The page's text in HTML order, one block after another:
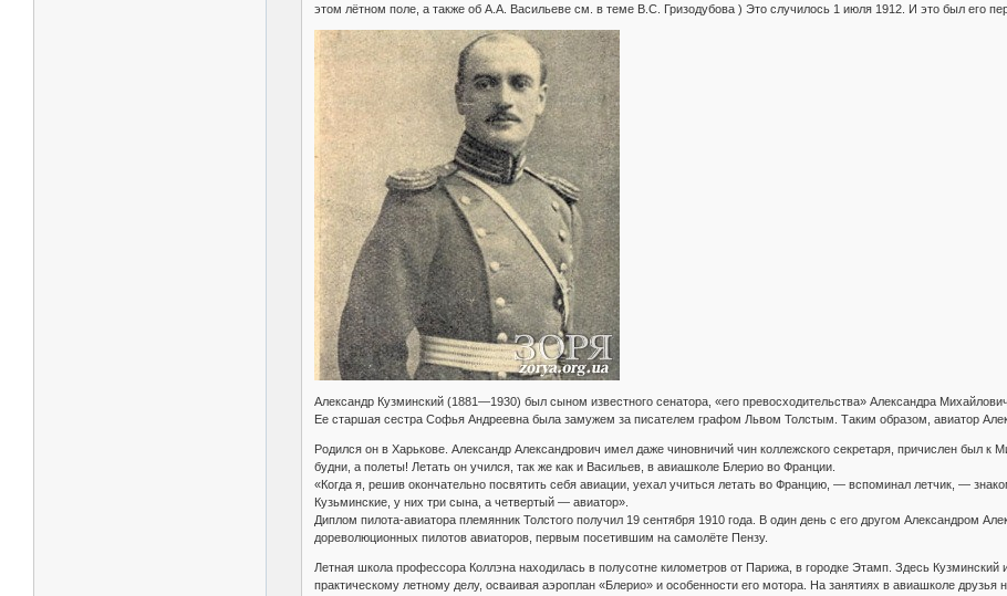
этом лётном поле, а также об А.А. Васильеве см. в теме В.С. Гризодубова ) Это случилось 1 июля 1912. И это был его
Александр Кузминский (1881—1930) был сыном известного сенатора, «его превосходительства» Александра
Ее старшая сестра Софья Андреевна была замужем за писателем графом Львом Толстым. Таким образом, авиатор
Родился он в Харькове. Александр Александрович имел даже чиновничий чин коллежского секретаря, причислен был
будни, а полеты! Летать он учился, так же как и Васильев, в авиашколе Блерио во Франции.
«Когда я, решив окончательно посвятить себя авиации, уехал учиться летать во Францию, — вспоминал летчик, —
Кузьминские, у них три сына, а четвертый — авиатор».
Диплом пилота-авиатора племянник Толстого получил 19 сентября 1910 года. В один день с его другом Александром
дореволюционных пилотов авиаторов, первым посетившим на самолёте Пензу.
Летная школа профессора Коллэна находилась в полусотне километров от Парижа, в городке Этамп. Здесь Кузминский
практическому летному делу, осваивая аэроплан «Блерио» и особенности его мотора. На занятиях в авиашколе